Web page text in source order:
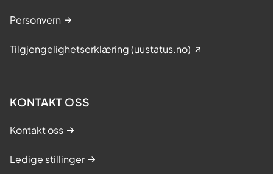
Personvern
Tilgjengelighetserklæring (uustatus.no)
KONTAKT OSS
Kontakt oss
Ledige stillinger